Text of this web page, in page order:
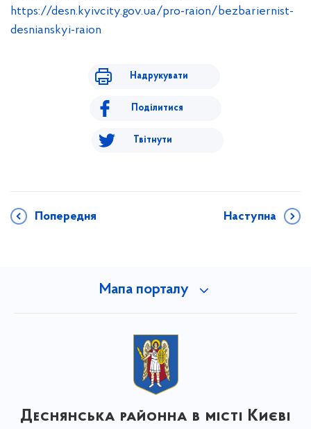
https://desn.kyivcity.gov.ua/pro-raion/bezbariernist-
desnianskyi-raion
Надрукувати
Поділитися
Твітнути
Попередня Наступна
Мапа порталу
Деснянська районна в місті Києві